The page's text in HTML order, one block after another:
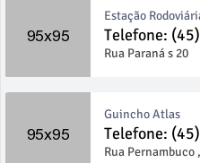
Estação
Telefone:
Rua Paraná s 20
Guincho Atlas
Telefone:
Rua Pernambuco